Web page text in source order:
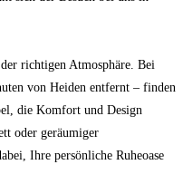
richtigen Atmosphäre. Bei
von Heiden entfernt – finden
die Komfort und Design
oder geräumiger
Ihre persönliche Ruheoase